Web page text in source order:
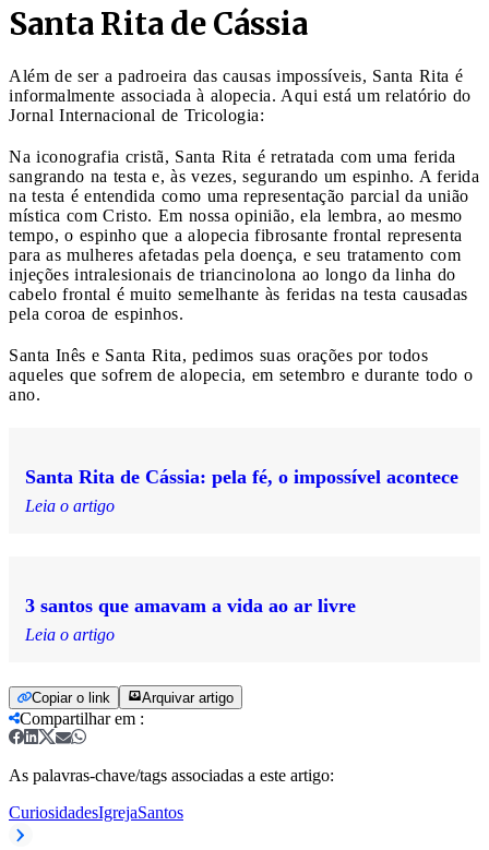
Santa Rita de Cássia
Além de ser a padroeira das causas impossíveis, Santa Rita é
informalmente associada à alopecia. Aqui está um relatório do
Jornal Internacional de Tricologia:
Na iconografia cristã, Santa Rita é retratada com uma ferida
sangrando na testa e, às vezes, segurando um espinho. A ferida
na testa é entendida como uma representação parcial da união
mística com Cristo. Em nossa opinião, ela lembra, ao mesmo
tempo, o espinho que a alopecia fibrosante frontal representa
para as mulheres afetadas pela doença, e seu tratamento com
injeções intralesionais de triancinolona ao longo da linha do
cabelo frontal é muito semelhante às feridas na testa causadas
pela coroa de espinhos.
Santa Inês e Santa Rita, pedimos suas orações por todos
aqueles que sofrem de alopecia, em setembro e durante todo o
ano.
Santa Rita de Cássia: pela fé, o impossível acontece
Leia o artigo
3 santos que amavam a vida ao ar livre
Leia o artigo
Copiar o link Arquivar artigo
Compartilhar em :
As palavras-chave/tags associadas a este artigo:
CuriosidadesIgrejaSantos